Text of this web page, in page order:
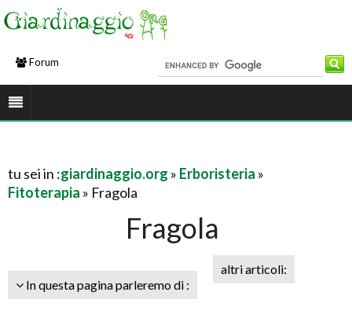
Forum
tu sei in :giardinaggio.org » Erboristeria »
Fitoterapia » Fragola
Fragola
In questa pagina parleremo di :
altri articoli: